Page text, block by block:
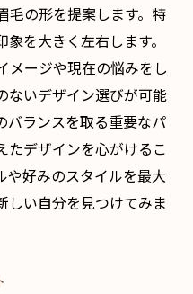
毛の形を提案します。特
を大きく左右します。
メージや現在の悩みをし
ないデザイン選びが可能
バランスを取る重要なパ
たデザインを心がけるこ
や好みのスタイルを最大
しい自分を見つけてみま